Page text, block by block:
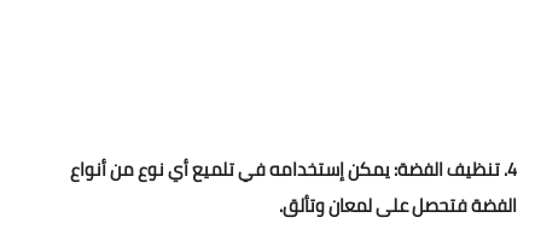
قصص مطبخ مصورة
4. تنظيف الفضة: يمكن إستخدامه في تلميع أي نوع من أنواع
الفضة فتحصل على لمعان وتألق.